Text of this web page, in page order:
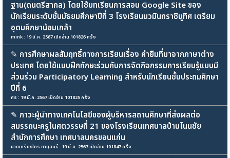
ฐาน(ดนตรีสากล) โดยใช้บทเรียนการสอน Google Site ของ
นักเรียนระดับชั้นมัธยมศึกษาปีที่ 3 โรงเรียนนวมินทราชินูทิศ เตรียม
อุดมศึกษาน้อมเกล้า
mink : 19 มี.ค. 2567 เปิดอ่าน 101826 ครั้ง
✎ การศึกษาผลสัมฤทธิ์ทางการเรียนเรื่อง คำยืมที่มาจากภาษาต่าง
ประเทศ โดยใช้แบบฝึกทักษะร่วมกับการจัดกิจกรรมการเรียนรู้แบบมี
ส่วนร่วม Participatory Learning สำหรับนักเรียนชั้นประถมศึกษา
ปีที่ 6
ศร : 19 มี.ค. 2567 เปิดอ่าน 101825 ครั้ง
✎ ภาวะผู้นำทางเทคโนโลยีของผู้บริหารสถานศึกษาที่ส่งผลต่อ
สมรรถนะครูในศตวรรษที่ 21 ของโรงเรียนเทศบาลบ้านโนนชัย
สำนักการศึกษา เทศบาลนครขอนแก่น
นายเกรียงไกร กานุสนธิ์ : 19 มี.ค. 2567 เปิดอ่าน 101847 ครั้ง